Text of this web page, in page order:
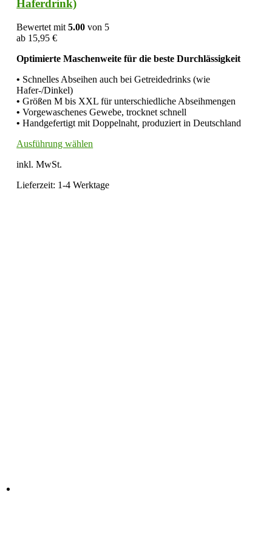
Die
können
auf
der
gewählt
werden
Haferdrink)
Bewertet mit5.00 von 5
ab 15,95€
Optimierte Maschenweite für die beste Durchlässigkeit
• Schnelles Abseihen auch bei Getreidedrinks (wie
Hafer-/Dinkel)
• Größen M bis XXL für unterschiedliche Abseihmengen
• Vorgewaschenes Gewebe, trocknet schnell
• Handgefertigt mit Doppelnaht, produziert in Deutschland
Ausführung wählen
Varianten
inkl. MwSt.
Lieferzeit: 1-4 Werktage